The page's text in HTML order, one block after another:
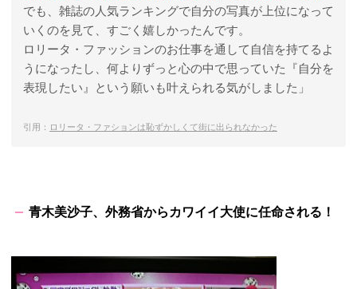
でも、雑誌の人気ランキングで自分の写真が上位になって
いくのを見て、すごく嬉しかったんです。
ロリータ・ファッションのお仕事を通して自信を持てるよ
うになったし、何よりずっと心の中で思っていた『自分を
表現したい』という願いも叶えられる気がしました」
引用： ロリータ・ファションは恥ずかしくて街に出られなかった
青木美沙子、外務省からカワイイ大使に任命される！